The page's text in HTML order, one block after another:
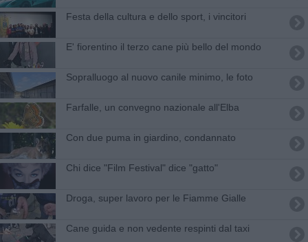
Festa della cultura e dello sport, i vincitori
E' fiorentino il terzo cane più bello del mondo
Sopralluogo al nuovo canile minimo, le foto
Farfalle, un convegno nazionale all'Elba
Con due puma in giardino, condannato
Chi dice "Film Festival" dice "gatto"
Droga, super lavoro per le Fiamme Gialle
Cane guida e non vedente respinti dal taxi